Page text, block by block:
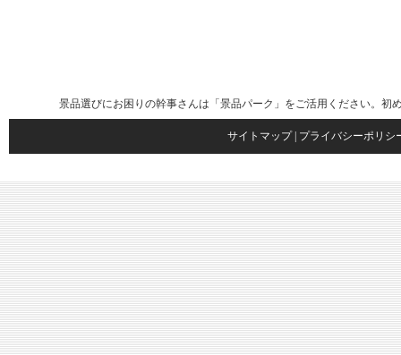
景品選びにお困りの幹事さんは「景品パーク」をご活用ください。
サイトマップ| プライバシーポリシ